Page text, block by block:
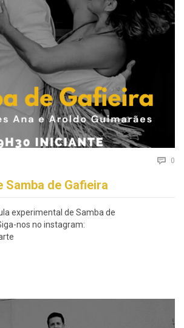
 0
Samba de Gafieira
experimental de Samba de
nos no instagram: